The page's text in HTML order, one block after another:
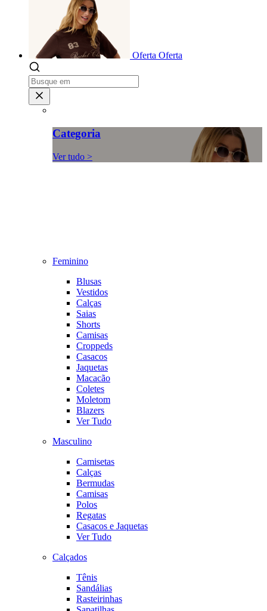
Oferta Oferta
Categoria
Ver tudo >
Feminino
Blusas
Vestidos
Calças
Saias
Shorts
Camisas
Croppeds
Casacos
Jaquetas
Macacão
Coletes
Moletom
Blazers
Ver Tudo
Masculino
Camisetas
Calças
Bermudas
Camisas
Polos
Regatas
Casacos e Jaquetas
Ver Tudo
Calçados
Tênis
Sandálias
Rasteirinhas